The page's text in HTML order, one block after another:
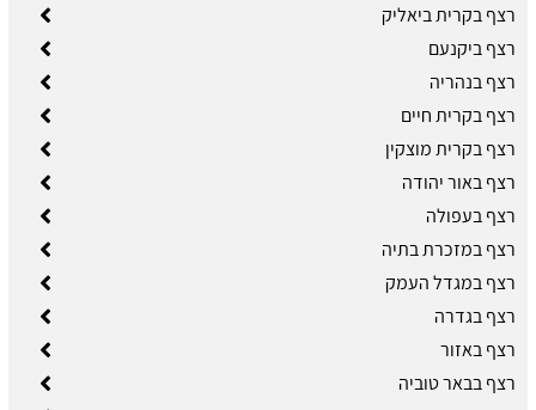
רצף בקרית ביאליק
רצף ביקנעם
רצף בנהריה
רצף בקרית חיים
רצף בקרית מוצקין
רצף באור יהודה
רצף בעפולה
רצף במזכרת בתיה
רצף במגדל העמק
רצף בגדרה
רצף באזור
רצף בבאר טוביה